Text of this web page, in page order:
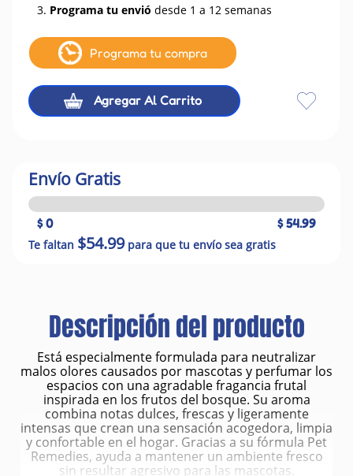
3. Programa tu envió desde 1 a 12 semanas
Programa tu compra
Agregar Al Carrito
Envío Gratis
$ 0 $ 54.99
Te faltan $54.99para que tu envío sea gratis
Descripción del producto
Está especialmente formulada para neutralizar
malos olores causados por mascotas y perfumar los
espacios con una agradable fragancia frutal
inspirada en los frutos del bosque. Su aroma
combina notas dulces, frescas y ligeramente
intensas que crean una sensación acogedora, limpia
y confortable en el hogar. Gracias a su fórmula Pet
Remedies, ayuda a mantener un ambiente fresco
sin resultar agresivo para las mascotas.